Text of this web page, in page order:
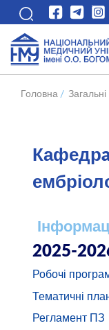
Головна / Загальні
Кафедрa
2025-
Робочі
Тематичні
Регламент ПЗ